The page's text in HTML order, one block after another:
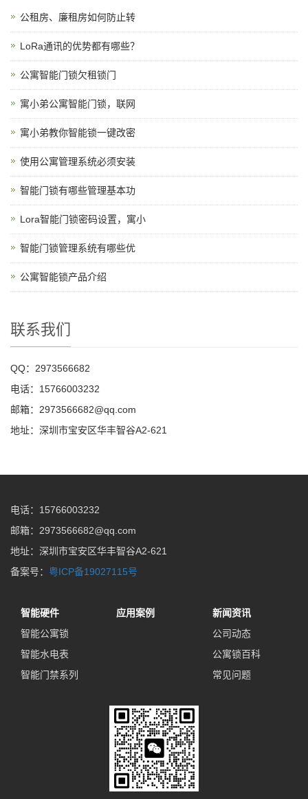
公租房、廉租房如何防止转
LoRa通讯的优势都有哪些？
公寓智能门锁欠租锁门
寓小弟公寓智能门锁，联网
寓小弟教你智能锁一键改密
使用公寓管理系统必须安装
智能门锁有哪些管理基本功
Lora智能门锁密码设置，寓小
智能门锁管理系统有哪些优
公寓智能锁产品介绍
联系我们
QQ：2973566682
电话：15766003232
邮箱：2973566682@qq.com
地址：深圳市宝安区华丰智谷A2-621
电话：15766003232
邮箱：2973566682@qq.com
地址：深圳市宝安区华丰智谷A2-621
备案号： 粤ICP备19027115号
智能硬件
智能公寓锁
智能水电表
智能门禁系列
应用案例
新闻资讯
公司动态
公寓锁百科
常见问题